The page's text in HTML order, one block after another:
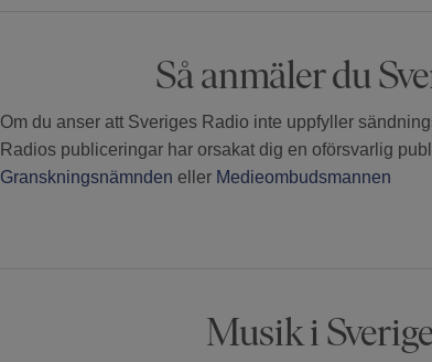
Så anmäler du
Om du anser att Sveriges Radio inte uppfyller
Radios publiceringar har orsakat dig en oförsvarlig
Granskningsnämnden eller Medieombudsmannen
Musik i